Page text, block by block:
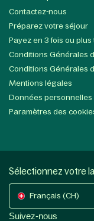
Contactez-nous
Préparez votre séjour
Payez en 3 fois ou
Conditions Générales
Conditions Générales
Mentions légales
Données personnelles
Paramètres des
Sélectionnez votre
Français (CH)
Suivez-nous